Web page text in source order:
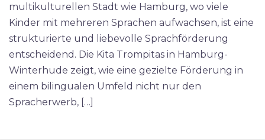
multikulturellen Stadt wie Hamburg, wo viele
Kinder mit mehreren Sprachen aufwachsen, ist eine
strukturierte und liebevolle Sprachförderung
entscheidend. Die Kita Trompitas in Hamburg-
Winterhude zeigt, wie eine gezielte Förderung in
einem bilingualen Umfeld nicht nur den
Spracherwerb, […]